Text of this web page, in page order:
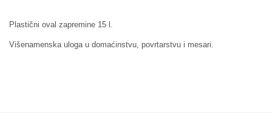
Plastični oval zapremine 15 l.
Višenamenska uloga u domaćinstvu, povrtarstvu i mesari.